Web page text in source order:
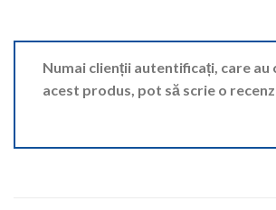
Numai clienții autentificați, care au
acest produs, pot să scrie o